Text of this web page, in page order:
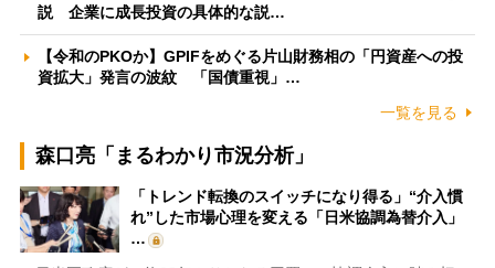
説 企業に成長投資の具体的な説…
【令和のPKOか】GPIFをめぐる片山財務相の「円資産への投
資拡大」発言の波紋 「国債重視」…
一覧を見る
森口亮「まるわかり市況分析」
「トレンド転換のスイッチになり得る」“介入慣
れ”した市場心理を変える「日米協調為替介入」
…